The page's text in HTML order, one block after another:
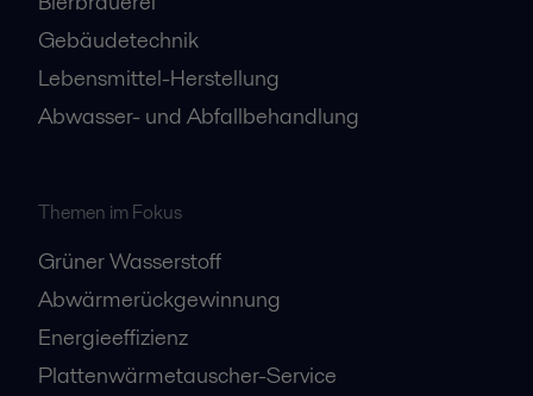
Gebäudetechnik
Lebensmittel-Herstellung
Abwasser- und Abfallbehandlung
Themen im Fokus
Grüner Wasserstoff
Abwärmerückgewinnung
Energieeffizienz
Plattenwärmetauscher-Service